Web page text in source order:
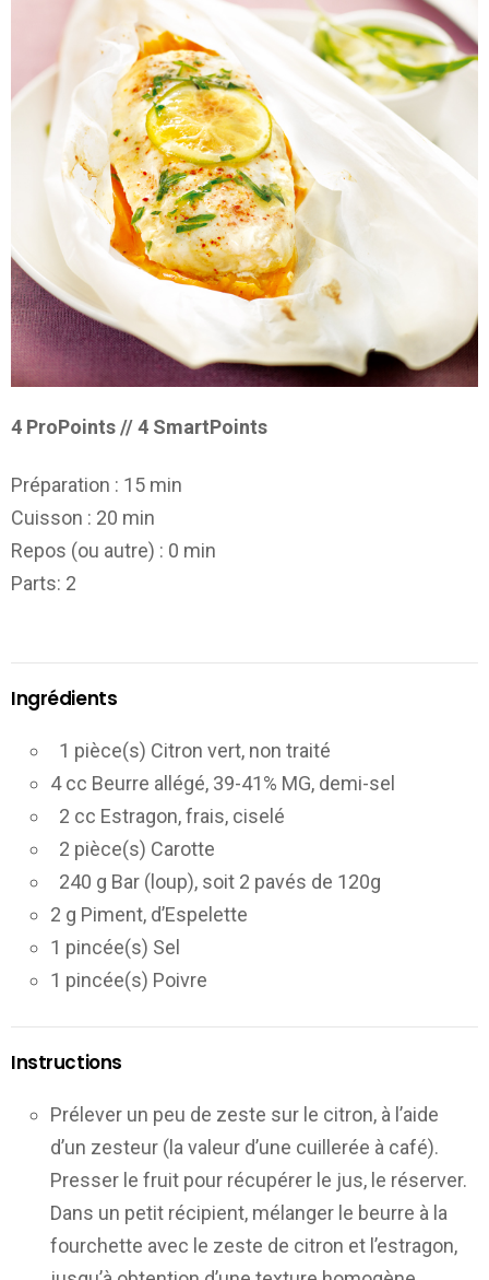
4 ProPoints // 4 SmartPoints
Préparation : 15 min
Cuisson : 20 min
Repos (ou autre) : 0 min
Parts: 2
Ingrédients
1 pièce(s) Citron vert, non traité
4 cc Beurre allégé, 39-41% MG, demi-sel
2 cc Estragon, frais, ciselé
2 pièce(s) Carotte
240 g Bar (loup), soit 2 pavés de 120g
2 g Piment, d’Espelette
1 pincée(s) Sel
1 pincée(s) Poivre
Instructions
Prélever un peu de zeste sur le citron, à l’aide
d’un zesteur (la valeur d’une cuillerée à café).
Presser le fruit pour récupérer le jus, le réserver.
Dans un petit récipient, mélanger le beurre à la
fourchette avec le zeste de citron et l’estragon,